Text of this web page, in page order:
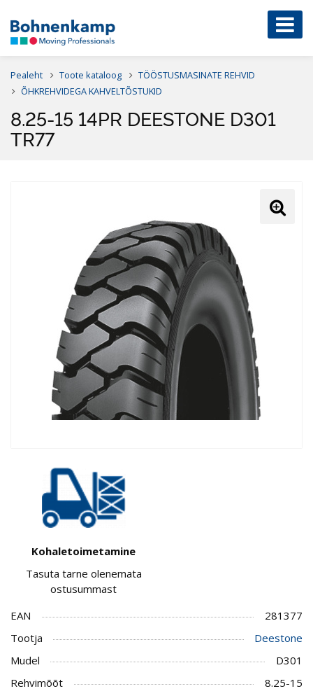
Pealeht Toote kataloog
TÖÖSTUSMASINATE REHVID
ÕHKREHVIDEGA KAHVELTÕSTUKID
8.25-15 14PR DEESTONE D301
TR77
Kohaletoimetamine
Tasuta tarne olenemata
ostusummast
EAN
281377
Tootja
Deestone
Mudel
D301
Rehvimõõt
8.25-15